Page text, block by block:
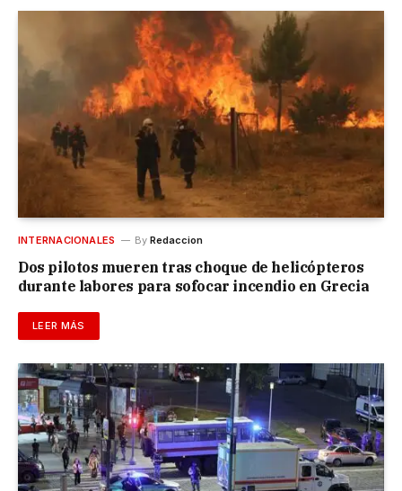
INTERNACIONALES By Redaccion
Dos pilotos mueren tras choque de helicópteros
durante labores para sofocar incendio en Grecia
LEER MÁS